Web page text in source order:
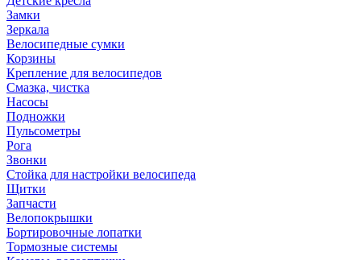
Замки
Зеркала
Велосипедные сумки
Корзины
Крепление для велосипедов
Смазка, чистка
Насосы
Подножки
Пульсометры
Рога
Звонки
Стойка для настройки велосипеда
Щитки
Запчасти
Велопокрышки
Бортировочные лопатки
Тормозные системы